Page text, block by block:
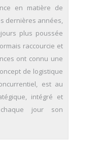
en matière de
dernières années,
plus poussée
raccourcie et
ont connu une
de logistique
est au
intégré et
jour son